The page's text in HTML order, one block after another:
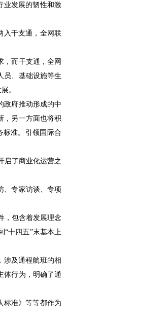
业发展的韧性和激
入干支通，全网联
，而干支通，全网
员、基础设施等生
。
政府推动形成的中
，另一方面也将积
标准。引领国际合
启了商业化运营之
、专家访谈、专项
，包含着发展理念
“十四五”末基本上
涉及通程航班的相
体行为，明确了通
标准》等等都作为